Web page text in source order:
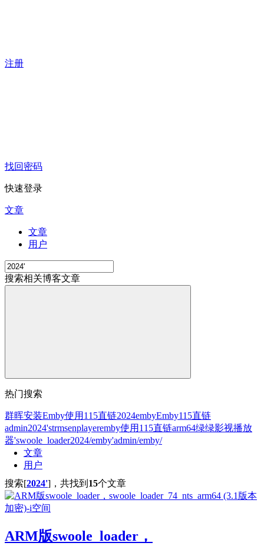
注册
找回密码
快速登录
文章
文章
用户
搜索相关博客文章
热门搜索
群晖安装Emby使用115直链2024embyEmby115直链
admin2024'strmsenplayeremby使用115直链arm64绿绿影视播放
器'swoole_loader2024/emby'admin/emby/
文章
用户
搜索[2024']，共找到 15个文章
ARM版swoole_loader，